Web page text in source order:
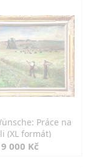
Práce na
(XL formát)
9 000 Kč